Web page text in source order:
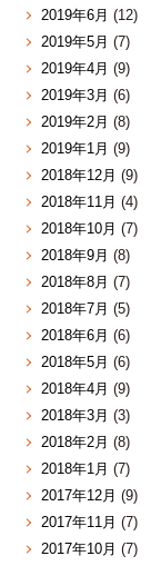
2019年6月 (12)
2019年5月 (7)
2019年4月 (9)
2019年3月 (6)
2019年2月 (8)
2019年1月 (9)
2018年12月 (9)
2018年11月 (4)
2018年10月 (7)
2018年9月 (8)
2018年8月 (7)
2018年7月 (5)
2018年6月 (6)
2018年5月 (6)
2018年4月 (9)
2018年3月 (3)
2018年2月 (8)
2018年1月 (7)
2017年12月 (9)
2017年11月 (7)
2017年10月 (7)